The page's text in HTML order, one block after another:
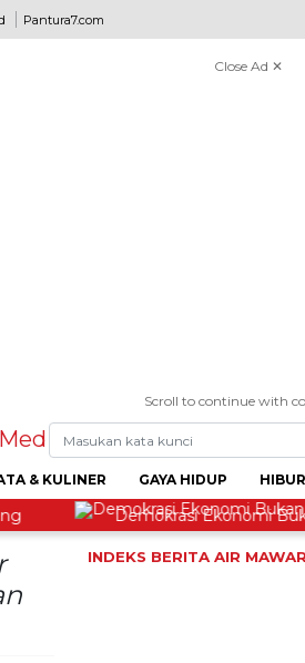
Pantura7.com
Close Ad ✕
Scroll to continue with
& KULINER GAYA HIDUP
Demokrasi Ekonomi Bukan
INDEKS BERITA AIR MAWAR